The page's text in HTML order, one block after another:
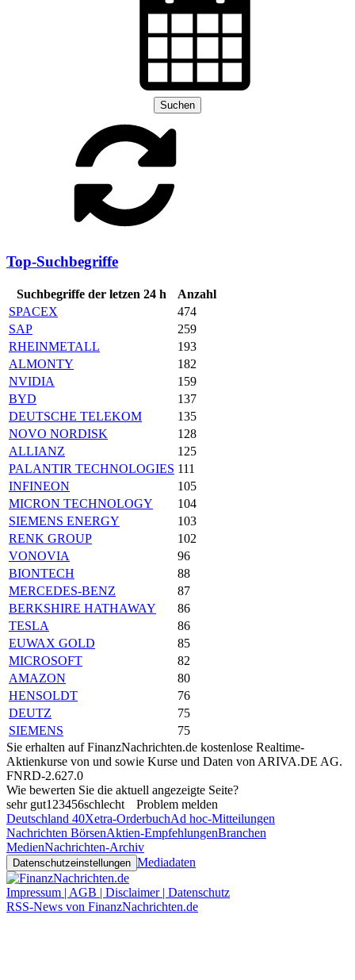
Suchen
Top-Suchbegriffe
Suchbegriffe der letzen 24 h
Anzahl
SPACEX
474
SAP
259
RHEINMETALL
193
ALMONTY
182
NVIDIA
159
BYD
137
DEUTSCHE TELEKOM
135
NOVO NORDISK
128
ALLIANZ
125
PALANTIR TECHNOLOGIES 111
INFINEON
105
MICRON TECHNOLOGY
104
SIEMENS ENERGY
103
RENK GROUP
102
VONOVIA
96
BIONTECH
88
MERCEDES-BENZ
87
BERKSHIRE HATHAWAY
86
TESLA
86
EUWAX GOLD
85
MICROSOFT
82
AMAZON
80
HENSOLDT
76
DEUTZ
75
SIEMENS
75
Sie erhalten auf FinanzNachrichten.de kostenlose Realtime-
Aktienkurse von und sowie Kurse und Daten von ARIVA.DE AG.
FNRD-2.627.0
Wie bewerten Sie die aktuell angezeigte Seite?
sehr gut1 23456schlecht
Problem melden
Deutschland 40Xetra-OrderbuchAd hoc-Mitteilungen
Nachrichten BörsenAktien-EmpfehlungenBranchen
MedienNachrichten-Archiv
Datenschutzeinstellungen Mediadaten
Impressum | AGB | Disclaimer | Datenschutz
RSS-News von FinanzNachrichten.de